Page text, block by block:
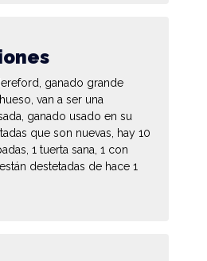
ganado grande
van a ser una
ganado usado en su
que son nuevas, hay 10
1 tuerta sana, 1 con
destetadas de hace 1